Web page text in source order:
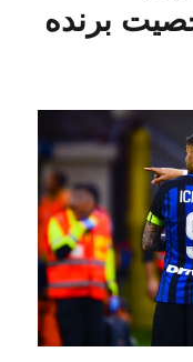
شخصیت برنده